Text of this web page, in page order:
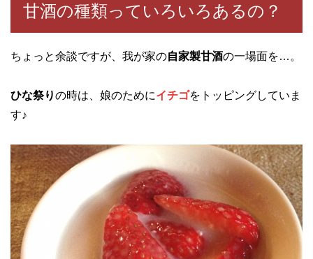
甘酒の種類っていろいろあるの？
ちょっと余談ですが、我が家の自家製甘酒の一場面を…。
ひな祭りの時は、娘のためにイチゴをトッピングしていま
す♪